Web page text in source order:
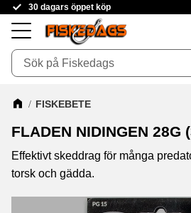
Meny
30 dagars öppet köp
FISKEBETE
FLADEN NIDINGEN 28G
Effektivt skeddrag för många
torsk och gädda.